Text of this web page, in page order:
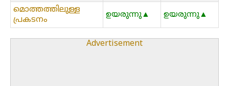
മൊത്തത്തിലുള്ള
പ്രകടനം
ഉയരുന്നു▲ ഉയരുന്നു▲
Advertisement